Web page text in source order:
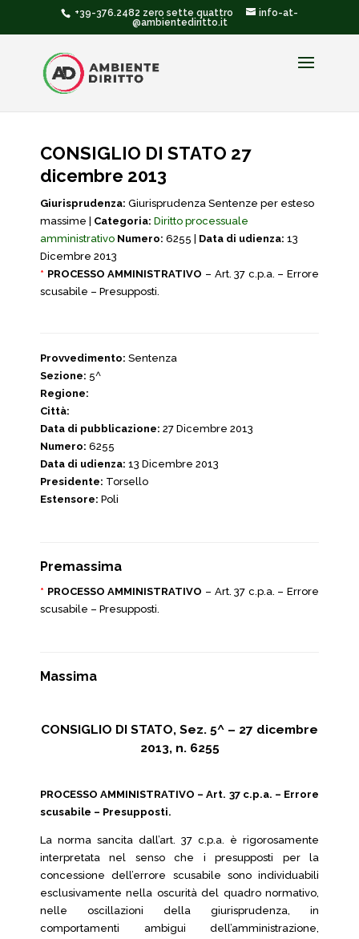
+39-376.2482 zero sette quattro
info-at-
@ambientediritto.it
CONSIGLIO DI STATO 27
dicembre 2013
Giurisprudenza: Giurisprudenza Sentenze per esteso
massime | Categoria: Diritto processuale
amministrativo Numero: 6255 | Data di udienza: 13
Dicembre 2013
* PROCESSO AMMINISTRATIVO – Art. 37 c.p.a. – Errore
scusabile – Presupposti.
Provvedimento: Sentenza
Sezione: 5^
Regione:
Città:
Data di pubblicazione: 27 Dicembre 2013
Numero: 6255
Data di udienza: 13 Dicembre 2013
Presidente: Torsello
Estensore: Poli
Premassima
* PROCESSO AMMINISTRATIVO – Art. 37 c.p.a. – Errore
scusabile – Presupposti.
Massima
CONSIGLIO DI STATO, Sez. 5^ – 27 dicembre
2013, n. 6255
PROCESSO AMMINISTRATIVO – Art. 37 c.p.a. – Errore
scusabile – Presupposti.
La norma sancita dall’art. 37 c.p.a. è rigorosamente
interpretata nel senso che i presupposti per la
concessione dell’errore scusabile sono individuabili
esclusivamente nella oscurità del quadro normativo,
nelle oscillazioni della giurisprudenza, in
comportamenti ambigui dell’amministrazione,